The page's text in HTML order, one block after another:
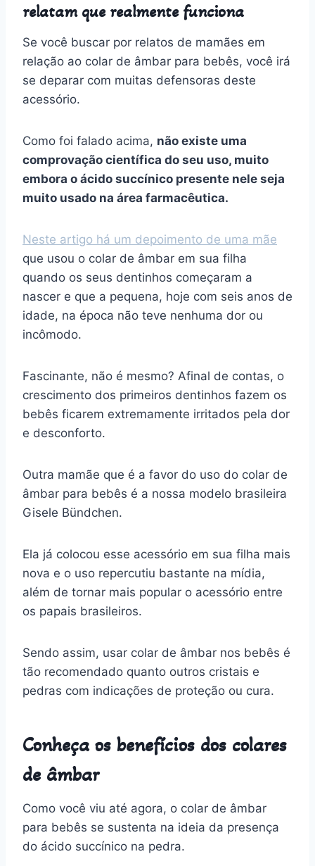
relatam que realmente funciona
Se você buscar por relatos de mamães em
relação ao colar de âmbar para bebês, você irá
se deparar com muitas defensoras deste
acessório.
Como foi falado acima, não existe uma
comprovação científica do seu uso, muito
embora o ácido succínico presente nele seja
muito usado na área farmacêutica.
Neste artigo há um depoimento de uma mãe
que usou o colar de âmbar em sua filha
quando os seus dentinhos começaram a
nascer e que a pequena, hoje com seis anos de
idade, na época não teve nenhuma dor ou
incômodo.
Fascinante, não é mesmo? Afinal de contas, o
crescimento dos primeiros dentinhos fazem os
bebês ficarem extremamente irritados pela dor
e desconforto.
Outra mamãe que é a favor do uso do colar de
âmbar para bebês é a nossa modelo brasileira
Gisele Bündchen.
Ela já colocou esse acessório em sua filha mais
nova e o uso repercutiu bastante na mídia,
além de tornar mais popular o acessório entre
os papais brasileiros.
Sendo assim, usar colar de âmbar nos bebês é
tão recomendado quanto outros cristais e
pedras com indicações de proteção ou cura.
Conheça os benefícios dos colares
de âmbar
Como você viu até agora, o colar de âmbar
para bebês se sustenta na ideia da presença
do ácido succínico na pedra.